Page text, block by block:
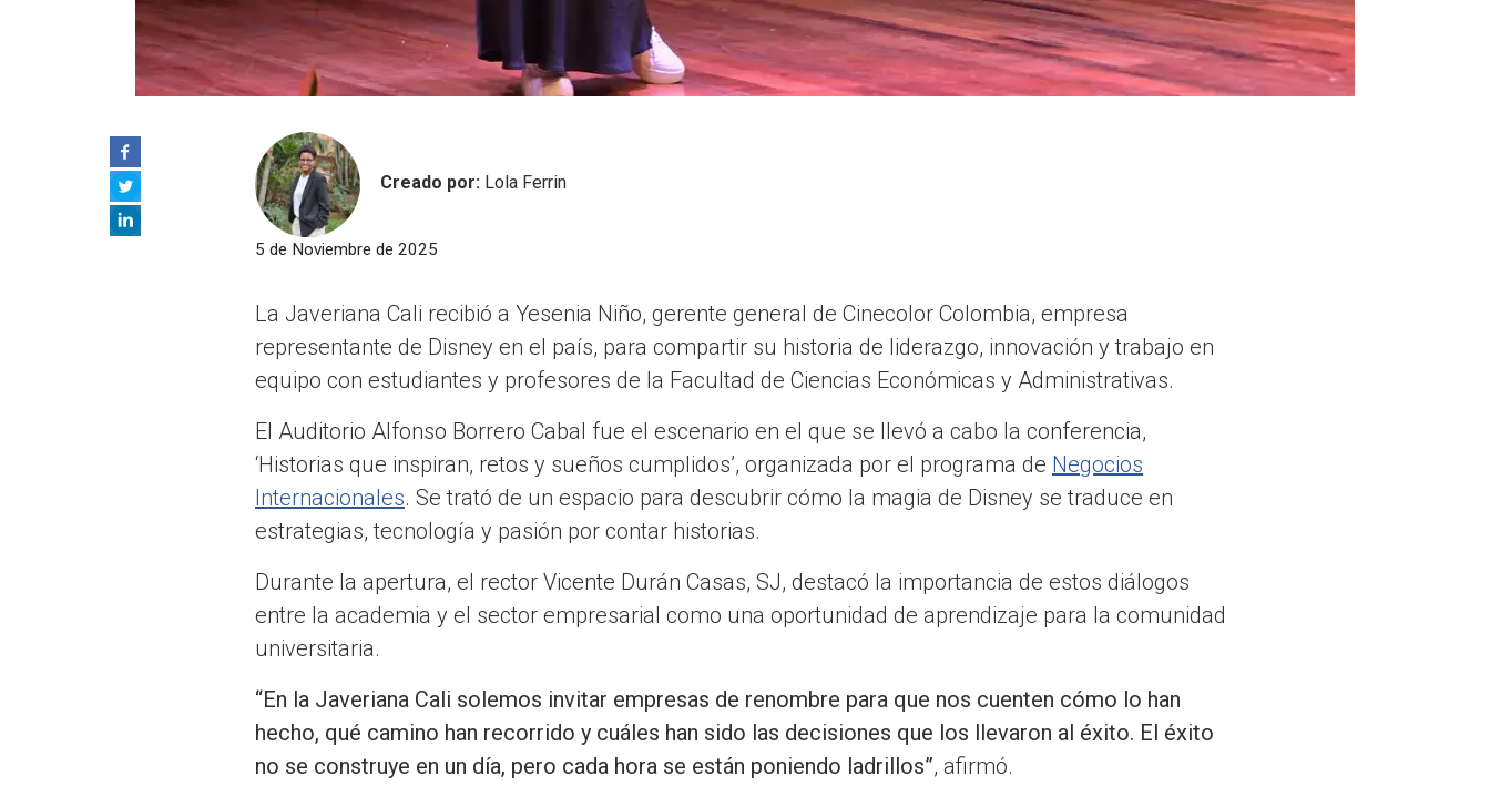
Creado por: Lola Ferrin
5 de Noviembre de 2025
La Javeriana Cali recibió a Yesenia Niño, gerente general de Cinecolor Colombia, empresa
representante de Disney en el país, para compartir su historia de liderazgo, innovación y trabajo en
equipo con estudiantes y profesores de la Facultad de Ciencias Económicas y Administrativas.
El Auditorio Alfonso Borrero Cabal fue el escenario en el que se llevó a cabo la conferencia,
‘Historias que inspiran, retos y sueños cumplidos’, organizada por el programa de Negocios
Internacionales. Se trató de un espacio para descubrir cómo la magia de Disney se traduce en
estrategias, tecnología y pasión por contar historias.
Durante la apertura, el rector Vicente Durán Casas, SJ, destacó la importancia de estos diálogos
entre la academia y el sector empresarial como una oportunidad de aprendizaje para la comunidad
universitaria.
“En la Javeriana Cali solemos invitar empresas de renombre para que nos cuenten cómo lo han
hecho, qué camino han recorrido y cuáles han sido las decisiones que los llevaron al éxito. El éxito
no se construye en un día, pero cada hora se están poniendo ladrillos”, afirmó.